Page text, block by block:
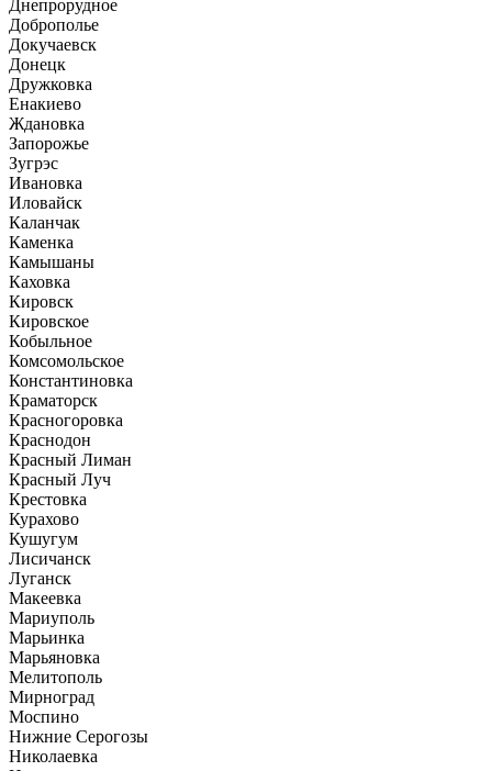
Днепрорудное
Доброполье
Докучаевск
Донецк
Дружковка
Енакиево
Ждановка
Запорожье
Зугрэс
Ивановка
Иловайск
Каланчак
Каменка
Камышаны
Каховка
Кировск
Кировское
Кобыльное
Комсомольское
Константиновка
Краматорск
Красногоровка
Краснодон
Красный Лиман
Красный Луч
Крестовка
Курахово
Кушугум
Лисичанск
Луганск
Макеевка
Мариуполь
Марьинка
Марьяновка
Мелитополь
Мирноград
Моспино
Нижние Серогозы
Николаевка